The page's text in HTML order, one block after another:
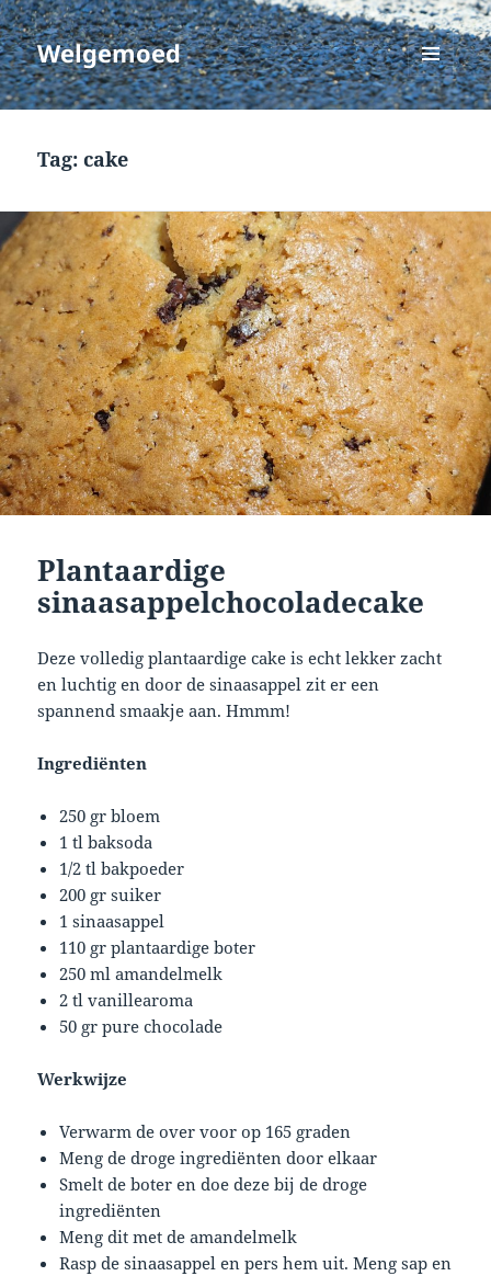
Welgemoed
MENU
EN
Tag:cake
Plantaardige
sinaasappelchocoladecake
Deze volledig plantaardige cake is echt lekker zacht
en luchtig en door de sinaasappel zit er een
spannend smaakje aan. Hmmm!
Ingrediënten
250 gr bloem
1 tl baksoda
1/2 tl bakpoeder
200 gr suiker
1 sinaasappel
110 gr plantaardige boter
250 ml amandelmelk
2 tl vanillearoma
50 gr pure chocolade
Werkwijze
Verwarm de over voor op 165 graden
Meng de droge ingrediënten door elkaar
Smelt de boter en doe deze bij de droge
ingrediënten
Meng dit met de amandelmelk
Rasp de sinaasappel en pers hem uit. Meng sap en